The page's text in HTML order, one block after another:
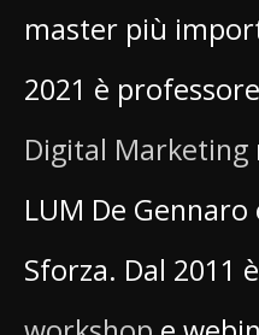
master più
2021 è
Digital Marketing
LUM De Gennaro
Sforza. Dal 2011